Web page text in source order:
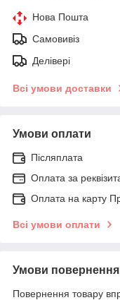
Нова Пошта
Самовивіз
Делівері
Всі умови доставки
Умови оплати
Післяплата
Оплата за
Оплата на карту
Всі умови оплати
Умови повернення
Повернення товару